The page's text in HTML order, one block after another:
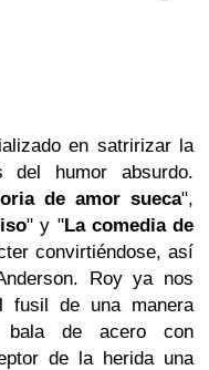
en satririzar la
del humor absurdo.
de amor sueca",
" y "La comedia de
convirtiéndose, así
Roy ya nos
fusil de una manera
bala de acero con
de la herida una